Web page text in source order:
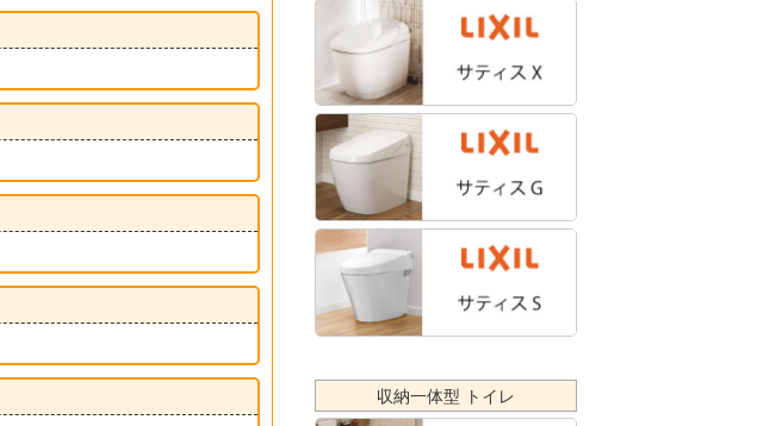
収納一体型 トイレ